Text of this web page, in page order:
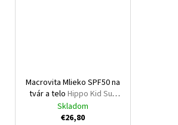
Macrovita Mlieko SPF50 na
tvár a telo Hippo Kid Sun
protection face & body
milk SPF50
Skladom
€26,80